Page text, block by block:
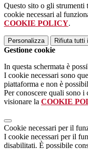
Questo sito o gli strumenti
cookie necessari al
COOKIE POLICY.
Personalizza Rifiuta tutti
Gestione cookie
In questa schermata è
I cookie necessari sono
piattaforma e non è
Per conoscere quali sono i
visionare la COOKIE
Cookie necessari per il
I cookie necessari per il
disabilitati. È possibile